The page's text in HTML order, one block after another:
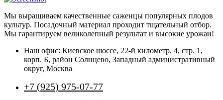
вариаций.
Опции
можно
на
странице
Мы выращиваем качественные саженцы популярных плодов
культур. Посадочный материал проходит тщательный отбор.
Мы гарантируем великолепный результат и высокие урожаи!
Наш офис: Киевское шоссе, 22-й километр, 4, стр. 1,
корп. Б, район Солнцево, Западный административный
округ, Москва
+7 (925) 975-07-77